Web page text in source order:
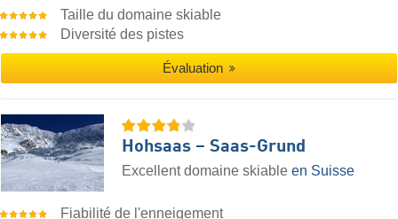
Taille du domaine skiable
Diversité des pistes
Évaluation
Hohsaas – Saas-Grund
Excellent domaine skiable en Suisse
Fiabilité de l'enneigement